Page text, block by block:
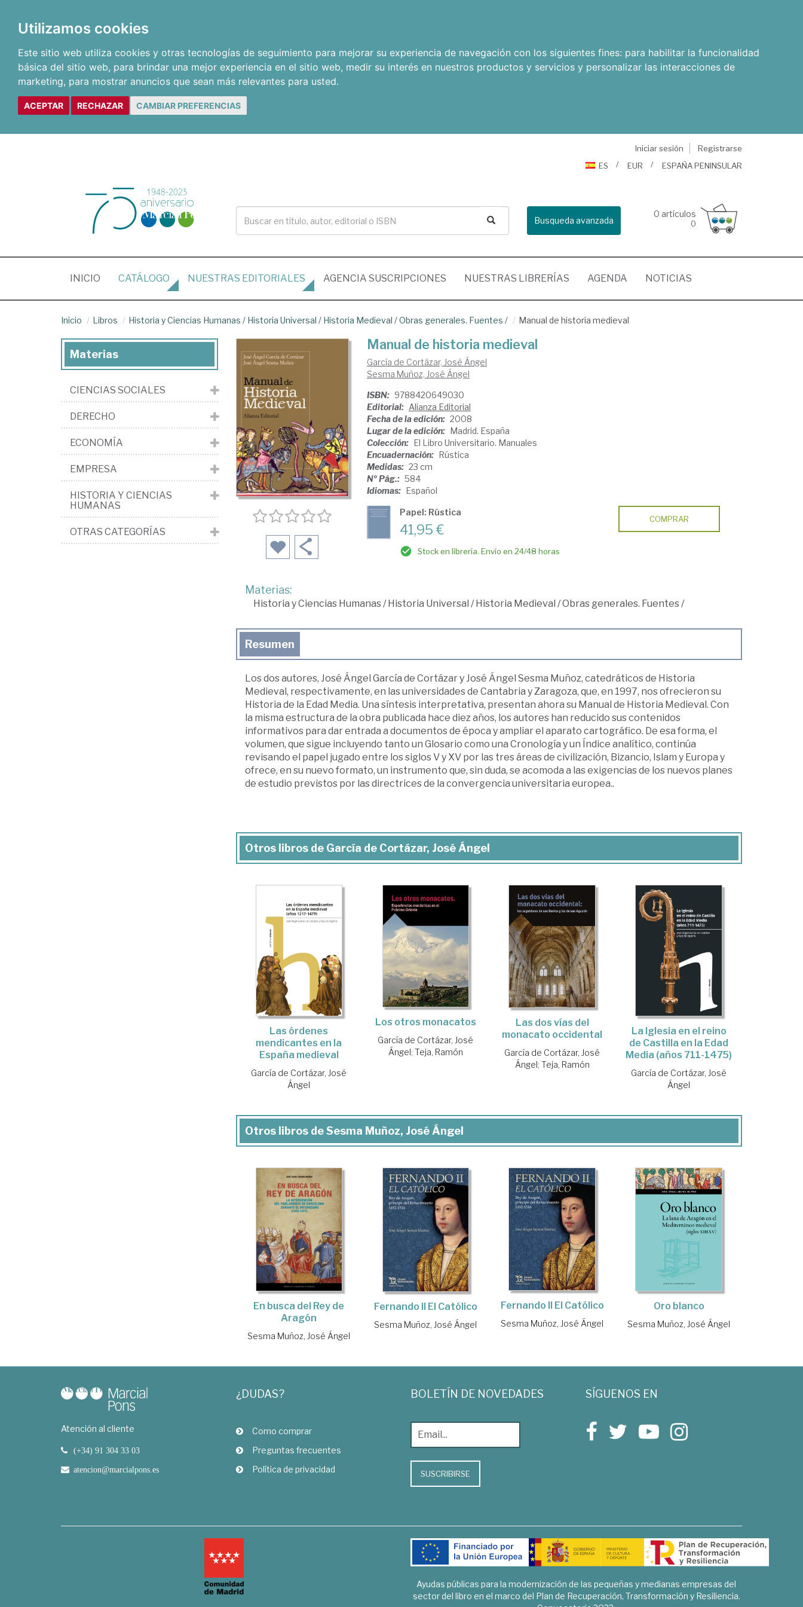
Utilizamos cookies
Este sitio web utiliza cookies y otras tecnologías de seguimiento para mejorar su experiencia de navegación con los siguientes fines: para habilitar la funcionalidad
básica del sitio web, para brindar una mejor experiencia en el sitio web, medir su interés en nuestros productos y servicios y personalizar las interacciones de
marketing, para mostrar anuncios que sean más relevantes para usted.
ACEPTAR RECHAZAR CAMBIAR PREFERENCIAS
Iniciar sesión
Registrarse
ES
EUR ESPAÑA PENINSULAR
Busqueda avanzada
0 artículos
0
INICIO (CURRENT)
CATÁLOGO NUESTRAS EDITORIALES AGENCIA SUSCRIPCIONES NUESTRAS LIBRERÍAS AGENDA NOTICIAS
Inicio Libros Historia y Ciencias Humanas / Historia Universal / Historia Medieval /Obras generales. Fuentes / Manual de historia medieval
Manual de historia medieval
García de Cortázar, José Ángel
Sesma Muñoz, José Ángel
ISBN: 9788420649030
Editorial: Alianza Editorial
Fecha de la edición: 2008
Lugar de la edición: Madrid. España
Colección: El Libro Universitario. Manuales
Encuadernación: Rústica
Medidas: 23 cm
Nº Pág.: 584
Idiomas: Español
Papel: Rústica
41,95 €
Stock en librería. Envío en 24/48 horas
COMPRAR
Materias:
Historia y Ciencias Humanas/Historia Universal /Historia Medieval /Obras generales. Fuentes/
Resumen
Los dos autores, José Ángel García de Cortázar y José Ángel Sesma Muñoz, catedráticos de Historia
Medieval, respectivamente, en las universidades de Cantabria y Zaragoza, que, en 1997, nos ofrecieron su
Historia de la Edad Media. Una síntesis interpretativa, presentan ahora su Manual de Historia Medieval. Con
la misma estructura de la obra publicada hace diez años, los autores han reducido sus contenidos
informativos para dar entrada a documentos de época y ampliar el aparato cartográfico. De esa forma, el
volumen, que sigue incluyendo tanto un Glosario como una Cronología y un Índice analítico, continúa
revisando el papel jugado entre los siglos V y XV por las tres áreas de civilización, Bizancio, Islam y Europa y
ofrece, en su nuevo formato, un instrumento que, sin duda, se acomoda a las exigencias de los nuevos planes
de estudio previstos por las directrices de la convergencia universitaria europea..
Otros libros de García de Cortázar, José Ángel
Las órdenes
mendicantes en la
España medieval
García de Cortázar, José
Ángel
Los otros monacatos
García de Cortázar, José
Ángel; Teja, Ramón
Las dos vías del
monacato occidental
García de Cortázar, José
Ángel; Teja, Ramón
La Iglesia en el reino
de Castilla en la Edad
Media (años 711-1475)
García de Cortázar, José
Ángel
Otros libros de Sesma Muñoz, José Ángel
En busca del Rey de
Aragón
Sesma Muñoz, José Ángel
Fernando II El Católico
Sesma Muñoz, José Ángel
Fernando II El Católico
Sesma Muñoz, José Ángel
Oro blanco
Sesma Muñoz, José Ángel
Materias
CIENCIAS SOCIALES
DERECHO
ECONOMÍA
EMPRESA
HISTORIA Y CIENCIAS
HUMANAS
OTRAS CATEGORÍAS
Atención al cliente
(+34) 91 304 33 03
atencion@marcialpons.es
¿DUDAS?
Como comprar
Preguntas frecuentes
Política de privacidad
BOLETÍN DE NOVEDADES
SUSCRIBIRSE
SÍGUENOS EN
Ayudas públicas para la modernización de las pequeñas y medianas empresas del
sector del libro en el marco del Plan de Recuperación, Transformación y Resiliencia.